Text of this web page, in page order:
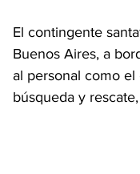
El contingente
Buenos Aires, a
al personal como
búsqueda y